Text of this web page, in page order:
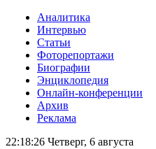
Аналитика
Интервью
Статьи
Фоторепортажи
Биографии
Энциклопедия
Онлайн-конференции
Архив
Реклама
22:18:27 Четверг, 6 августа